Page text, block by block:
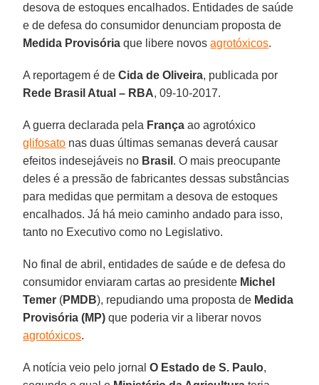
desova de estoques encalhados. Entidades de saúde
e de defesa do consumidor denunciam proposta de
Medida Provisória que libere novosagrotóxicos.
A reportagem é deCida de Oliveira, publicada por
Rede Brasil Atual – RBA, 09-10-2017.
A guerra declarada pela França ao agrotóxico
glifosato nas duas últimas semanas deverá causar
efeitos indesejáveis no Brasil . O mais preocupante
deles é a pressão de fabricantes dessas substâncias
para medidas que permitam a desova de estoques
encalhados. Já há meio caminho andado para isso,
tanto no Executivo como no Legislativo.
No final de abril, entidades de saúde e de defesa do
consumidor enviaram cartas ao presidente Michel
Temer (PMDB), repudiando uma proposta de Medida
Provisória (MP) que poderia vir a liberar novos
agrotóxicos.
A notícia veio pelo jornalO Estado de S. Paulo,